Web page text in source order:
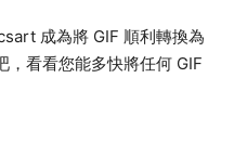
成為將 GIF 順利轉換為
，看看您能多快將任何 GIF